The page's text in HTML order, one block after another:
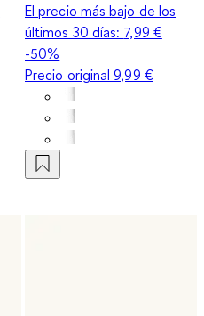
El precio más bajo de los
últimos 30 días: 7,99 €
-50%
Precio original9,99 €